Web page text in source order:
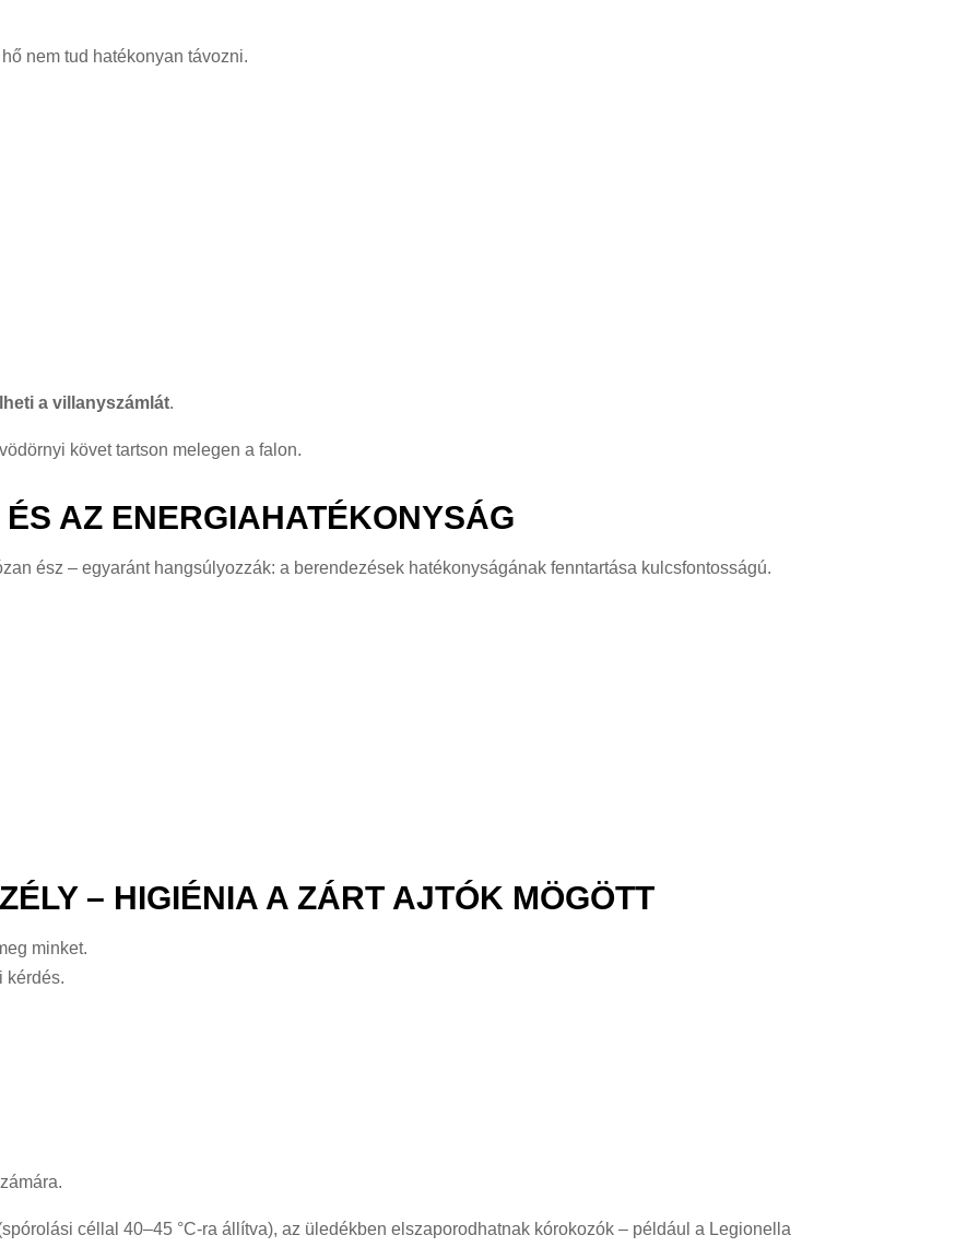
nem tud hatékonyan távozni.
a villanyszámlát.
követ tartson melegen a falon.
AZ ENERGIAHATÉKONYSÁG
ész – egyaránt hangsúlyozzák: a berendezések hatékonyságának fenntartása kulcsfontosságú.
– HIGIÉNIA A ZÁRT AJTÓK MÖGÖTT
minket.
kérdés.
céllal 40–45 °C-ra állítva), az üledékben elszaporodhatnak kórokozók – például a Legionella